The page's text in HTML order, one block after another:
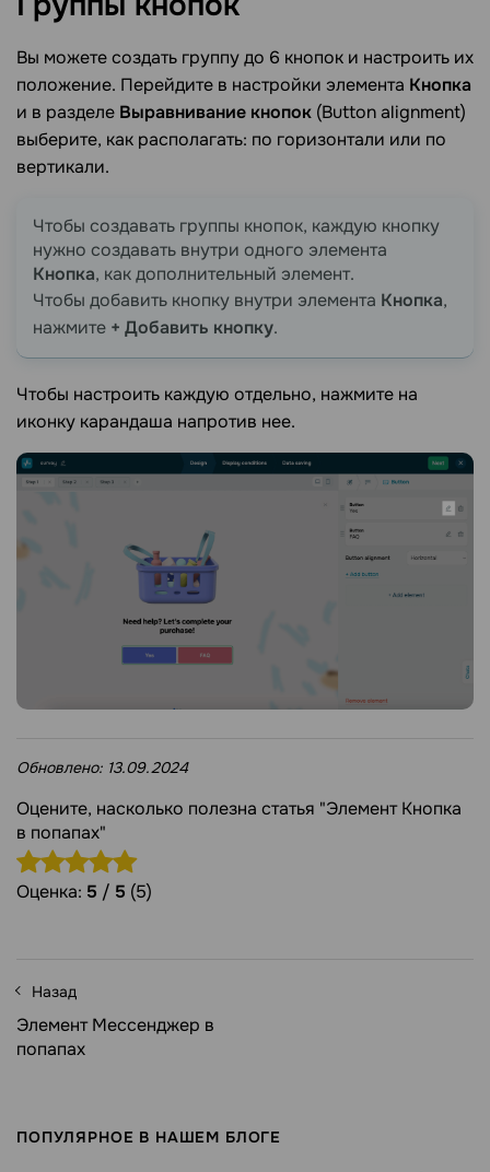
Вы можете создать группу до 6 кнопок и настроить их
положение. Перейдите в настройки элемента Кнопка
и в разделе Выравнивание кнопок (Button alignment)
выберите, как располагать: по горизонтали или по
вертикали.
Чтобы создавать группы кнопок, каждую кнопку
нужно создавать внутри одного элемента
Кнопка, как дополнительный элемент.
Чтобы добавить кнопку внутри элемента Кнопка,
нажмите + Добавить кнопку.
Чтобы настроить каждую отдельно, нажмите на
иконку карандаша напротив нее.
Обновлено: 13.09.2024
Оцените, насколько полезна статья "Элемент Кнопка
в попапах"
Оценка: 5 / 5 (5)
Назад
Элемент Мессенджер в
попапах
ПОПУЛЯРНОЕ В НАШЕМ БЛОГЕ